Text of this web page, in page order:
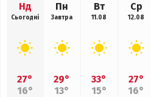
Нд
Сьогодні
27°
16°
Пн
Завтра
29°
13°
Вт
11.08
33°
15°
Ср
12.08
27°
16°